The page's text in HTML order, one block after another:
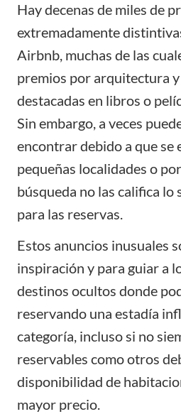
Hay decenas de miles de
extremadamente
Airbnb, muchas de las
premios por arquitectura
destacadas en libros o
Sin embargo, a veces
encontrar debido a que se
pequeñas localidades o
búsqueda no las califica
para las reservas.
Estos anuncios inusuales
inspiración y para guiar a
destinos ocultos donde
reservando una estadía
categoría, incluso si no
reservables como otros
disponibilidad de
mayor precio.